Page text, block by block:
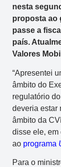
nesta
proposta ao
passe a
país.
Valores
“Apresentei
âmbito do
regulatório
deveria estar
âmbito da
disse ele, em
ao programa
Para o